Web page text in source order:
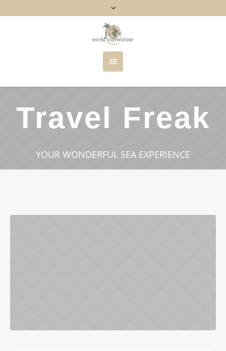
Travel Freak
YOUR WONDERFUL SEA EXPERIENCE